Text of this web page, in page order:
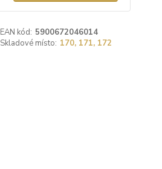
EAN kód: 5900672046014
Skladové místo: 170, 171, 172